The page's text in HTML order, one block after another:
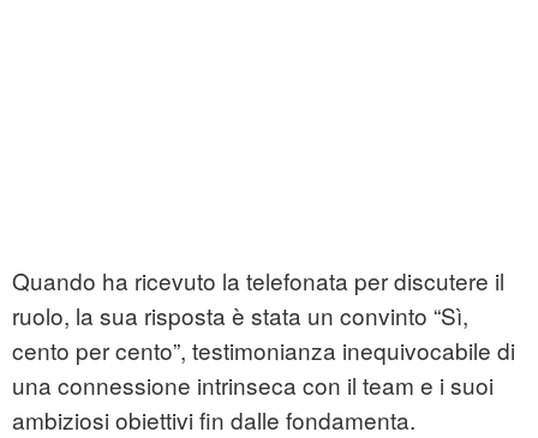
Quando ha ricevuto la telefonata per discutere il
ruolo, la sua risposta è stata un convinto “Sì,
cento per cento”, testimonianza inequivocabile di
una connessione intrinseca con il team e i suoi
ambiziosi obiettivi fin dalle fondamenta.